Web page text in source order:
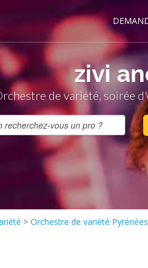
zivi
de variété, soirée
> Orchestre de variété